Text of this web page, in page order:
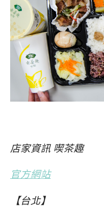
店家資訊 喫茶趣
官方網站
【台北】